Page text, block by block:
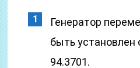
Генератор
быть установлен
94.3701.